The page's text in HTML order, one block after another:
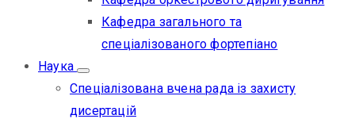
Кафедра загального та
спеціалізованого фортепіано
Наука
Спеціалізована вчена рада із захисту
дисертацій